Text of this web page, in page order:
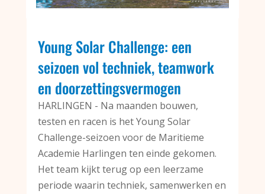
Young Solar Challenge: een
seizoen vol techniek, teamwork
en doorzettingsvermogen
HARLINGEN - Na maanden bouwen,
testen en racen is het Young Solar
Challenge-seizoen voor de Maritieme
Academie Harlingen ten einde gekomen.
Het team kijkt terug op een leerzame
periode waarin techniek, samenwerken en